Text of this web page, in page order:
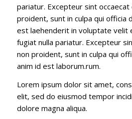
pariatur. Excepteur sint occaecat
proident, sunt in culpa qui officia
est laehenderit in voluptate velit
fugiat nulla pariatur. Excepteur
non proident, sunt in culpa qui
anim id est laborum.rum.
Lorem ipsum dolor sit amet,
elit, sed do eiusmod tempor
dolore magna aliqua.